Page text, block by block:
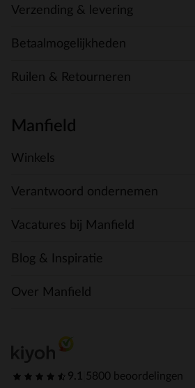
Verzending & levering
Betaalmogelijkheden
Ruilen & Retourneren
Manfield
Winkels
Verantwoord ondernemen
Vacatures bij Manfield
Blog & Inspiratie
Over Manfield
9.1 5800 beoordelingen